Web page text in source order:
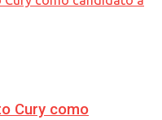
Cury como